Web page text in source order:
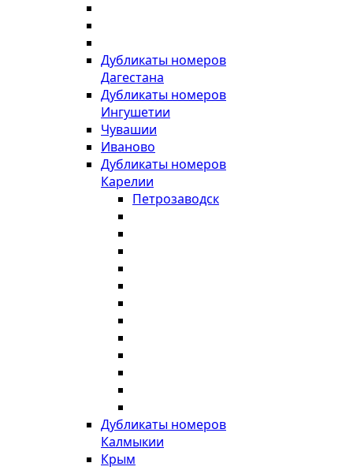
Дубликаты номеров
Дагестана
Дубликаты номеров
Ингушетии
Чувашии
Иваново
Дубликаты номеров
Карелии
Петрозаводск
Дубликаты номеров
Калмыкии
Крым